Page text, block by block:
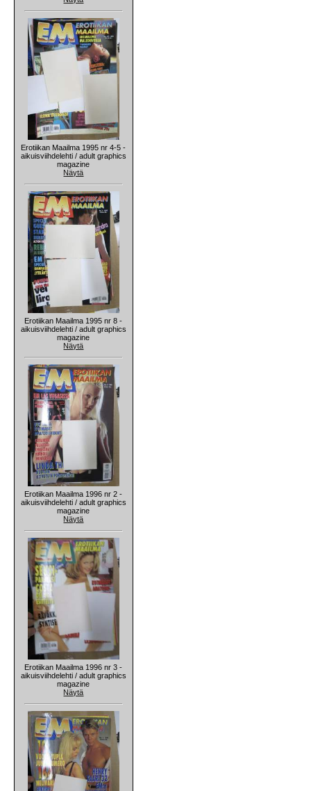
Erotiikan Maailma 1995 nr 4-5 -
aikuisviihdelehti / adult graphics
magazine
Näytä
Erotiikan Maailma 1995 nr 8 -
aikuisviihdelehti / adult graphics
magazine
Näytä
Erotiikan Maailma 1996 nr 2 -
aikuisviihdelehti / adult graphics
magazine
Näytä
Erotiikan Maailma 1996 nr 3 -
aikuisviihdelehti / adult graphics
magazine
Näytä